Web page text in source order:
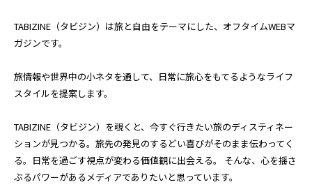
TABIZINE（タビジン）は旅と自由をテーマにした、オフタイムWEBマ
ガジンです。
旅情報や世界中の小ネタを通して、日常に旅心をもてるようなライフ
スタイルを提案します。
TABIZINE（タビジン）を覗くと、今すぐ行きたい旅のディスティネー
ションが見つかる。旅先の発見のするどい喜びがそのまま伝わってく
る。日常を過ごす視点が変わる価値観に出会える。 そんな、心を揺さ
ぶるパワーがあるメディアでありたいと思っています。